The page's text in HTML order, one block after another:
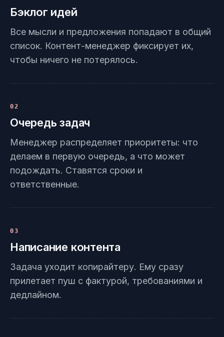
Бэклог идей
Все мысли и предложения попадают в общий
список. Контент-менеджер фиксирует их,
чтобы ничего не потерялось.
02
Очередь задач
Менеджер распределяет приоритеты: что
делаем в первую очередь, а что может
подождать. Ставятся сроки и
ответственные.
03
Написание контента
Задача уходит копирайтеру. Ему сразу
прилетает пуш с фактурой, требованиями и
дедлайном.